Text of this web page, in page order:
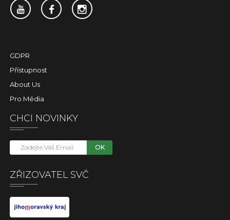
GDPR
Přístupnost
About Us
Pro Média
CHCI NOVINKY
OK
ZŘIZOVATEL SVČ